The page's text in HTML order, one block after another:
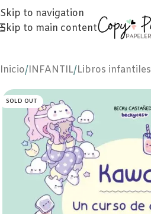
Skip to navigation
Skip to main content
Inicio/INFANTIL/Libros infantiles
SOLD OUT